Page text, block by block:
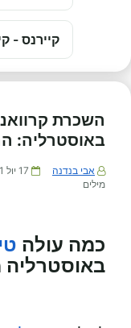
קיירנס -
השכרת
באוסטרליה:
אבי בנדנה 17 יול 2021
מילים
כמה עולה
באוסטרליה